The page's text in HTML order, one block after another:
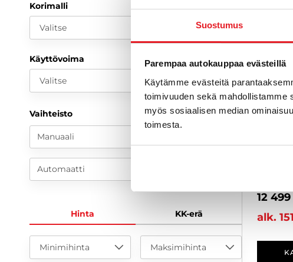
Suostumus
Parempaa autokauppaa evästeillä
Käytämme evästeitä
toimivuuden sekä mahdollistamme
myös sosiaalisen median
toimesta.
Korimalli
Valitse
Käyttövoima
Valitse
Vaihteisto
Manuaali
Automaatti
Hinta KK-erä
Minimihinta Maksimihinta
Saab
12
alk.